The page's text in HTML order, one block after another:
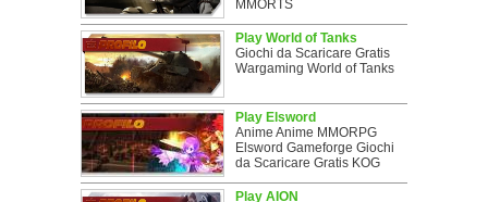
MMORTS
Play World of Tanks
Giochi da Scaricare Gratis
Wargaming World of Tanks
Play Elsword
Anime Anime MMORPG
Elsword Gameforge Giochi
da Scaricare Gratis KOG
Play AION